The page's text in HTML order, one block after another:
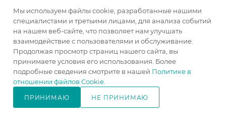
В КОРЗИНУ
Интернет магазин мебели в Санкт-Петербурге © 2000-2026
Мы используем файлы cookie, разработанные нашими
специалистами и третьими лицами, для анализа событий
на нашем веб-сайте, что позволяет нам улучшать
взаимодействие с пользователями и обслуживание.
Продолжая просмотр страниц нашего сайта, вы
принимаете условия его использования. Более
подробные сведения смотрите в нашей Политике в
отношении файлов Cookie
ПРИНИМАЮ НЕ ПРИНИМАЮ